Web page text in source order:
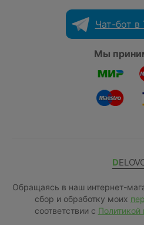
Чат-бот в
Мы
Обращаясь в наш интернет-
сбор и обработку моих
соответствии с Политикой